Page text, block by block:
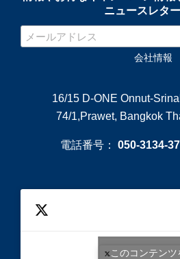
ニュースレタ
会社情報
16/15 D-ONE Onnut-
74/1,Prawet, Bangkok
電話番号： 050-3134-
このコンテンツ